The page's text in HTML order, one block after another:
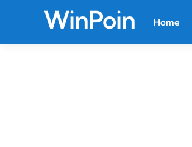
WinPoin Home